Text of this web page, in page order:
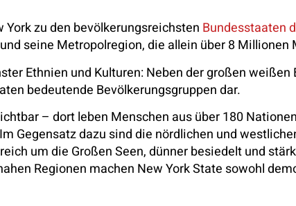
zu den bevölkerungsreichsten Bundesstaaten
seine Metropolregion, die allein über 8 Millionen
Ethnien und Kulturen: Neben der großen
bedeutende Bevölkerungsgruppen dar.
– dort leben Menschen aus über 180
Gegensatz dazu sind die nördlichen und
um die Großen Seen, dünner besiedelt und
Regionen machen New York State sowohl